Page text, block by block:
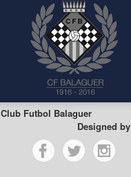
Futbol Balaguer
Designed by